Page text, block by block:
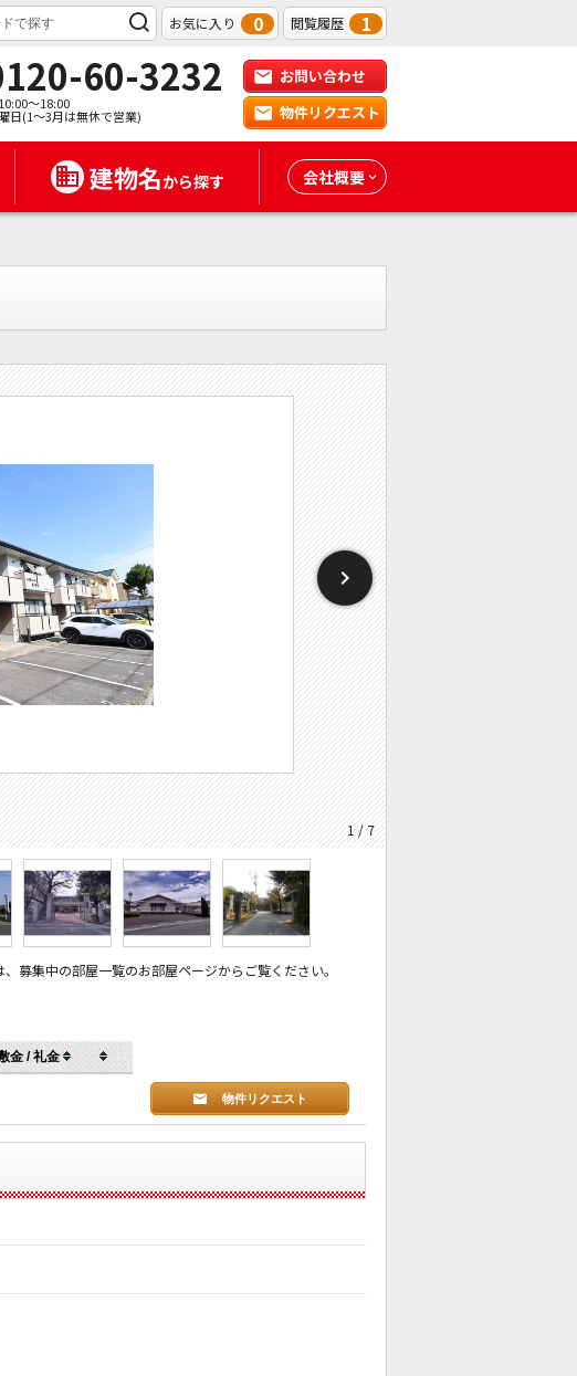
お気に入り 0 閲覧履歴 1
60-3232
～18:00
日(1～3月は無休で営業)
お問い合わせ
物件リクエスト
建物名から探す 会社概要
1 / 7
ビニ
院局
高専
校
校
募集中の部屋一覧のお部屋ページからご覧ください。
金 / 礼金
物件リクエスト